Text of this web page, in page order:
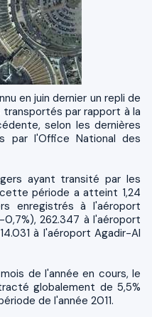
transportés par rapport à la
selon les dernières
par l'Office National des
ayant transité par les
période a atteint 1,24
enregistrés à l'aéroport
262.347 à l'aéroport
à l'aéroport Agadir-Al
de l'année en cours, le
globalement de 5,5%
de l'année 2011.